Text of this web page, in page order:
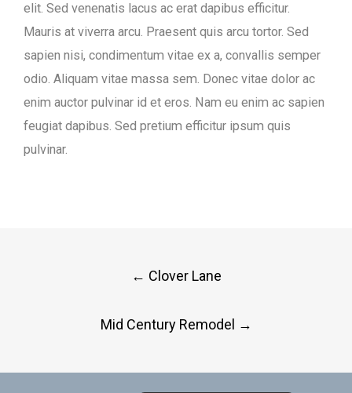
elit. Sed venenatis lacus ac erat dapibus efficitur.
Mauris at viverra arcu. Praesent quis arcu tortor. Sed
sapien nisi, condimentum vitae ex a, convallis semper
odio. Aliquam vitae massa sem. Donec vitae dolor ac
enim auctor pulvinar id et eros. Nam eu enim ac sapien
feugiat dapibus. Sed pretium efficitur ipsum quis
pulvinar.
← Clover Lane
Mid Century Remodel →